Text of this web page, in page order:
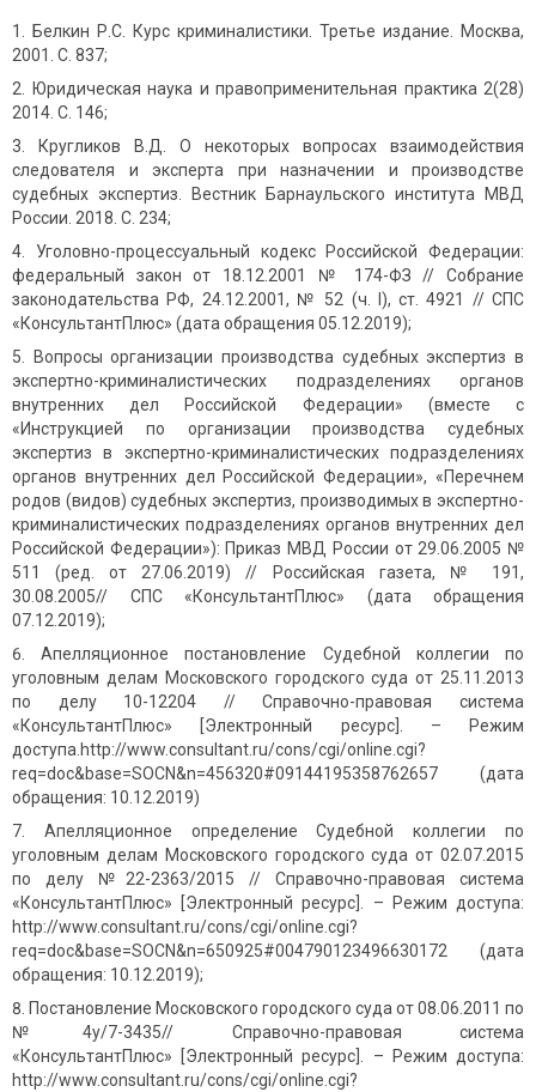
Белкин Р.С. Курс криминалистики. Третье издание. Москва,
2001. С. 837;
Юридическая наука и правоприменительная практика 2(28)
2014. С. 146;
Кругликов В.Д. О некоторых вопросах взаимодействия
следователя и эксперта при назначении и производстве
судебных экспертиз. Вестник Барнаульского института МВД
России. 2018. С. 234;
Уголовно-процессуальный кодекс Российской Федерации:
федеральный закон от 18.12.2001 № 174-ФЗ // Собрание
законодательства РФ, 24.12.2001, № 52 (ч. I), ст. 4921 // СПС
«КонсультантПлюс» (дата обращения 05.12.2019);
Вопросы организации производства судебных экспертиз в
экспертно-криминалистических подразделениях органов
внутренних дел Российской Федерации» (вместе с
«Инструкцией по организации производства судебных
экспертиз в экспертно-криминалистических подразделениях
органов внутренних дел Российской Федерации», «Перечнем
родов (видов) судебных экспертиз, производимых в экспертно-
криминалистических подразделениях органов внутренних дел
Российской Федерации»): Приказ МВД России от 29.06.2005 №
511 (ред. от 27.06.2019) // Российская газета, № 191,
30.08.2005// СПС «КонсультантПлюс» (дата обращения
07.12.2019);
Апелляционное постановление Судебной коллегии по
уголовным делам Московского городского суда от 25.11.2013
по делу 10-12204 // Справочно-правовая система
«КонсультантПлюс» [Электронный ресурс]. – Режим
доступа.http://www.consultant.ru/cons/cgi/online.cgi?
req=doc&base=SOCN&n=456320#09144195358762657 (дата
обращения: 10.12.2019)
Апелляционное определение Судебной коллегии по
уголовным делам Московского городского суда от 02.07.2015
по делу №22-2363/2015 // Справочно-правовая система
«КонсультантПлюс» [Электронный ресурс]. – Режим доступа:
http://www.consultant.ru/cons/cgi/online.cgi?
req=doc&base=SOCN&n=650925#004790123496630172 (дата
обращения: 10.12.2019);
Постановление Московского городского суда от 08.06.2011 по
№4у/7-3435// Справочно-правовая система
«КонсультантПлюс» [Электронный ресурс]. – Режим доступа:
http://www.consultant.ru/cons/cgi/online.cgi?